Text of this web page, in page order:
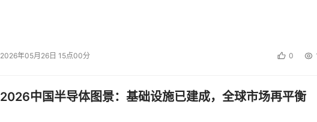
2026年05月26日 15点00分 0
2026中国半导体图景：基础设施已建成，全球市场再平衡